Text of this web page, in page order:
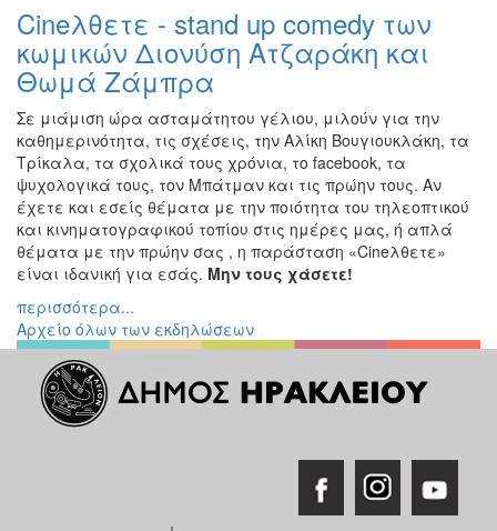
Παζάρι
Ειδών
Συνέδρια
Ημερίδες
-
Διημερίδες
Σεμινάρια-
Διαλέξεις-
Ομιλίες
Διάφορες
Εκθέσεις
Εκδηλώσεις
για
Παιδιά
Άλλες
Εκδηλώσεις
Cineλθετε - stand up comedy των
κωμικών Διονύση Ατζαράκη και
Θωμά Ζάμπρα
Σε μιάμιση ώρα ασταμάτητου γέλιου, μιλούν για την
καθημερινότητα, τις σχέσεις, την Αλίκη Βουγιουκλάκη, τα
Τρίκαλα, τα σχολικά τους χρόνια, το facebook, τα
ψυχολογικά τους, τον Μπάτμαν και τις πρώην τους. Αν
έχετε και εσείς θέματα με την ποιότητα του τηλεοπτικού
και κινηματογραφικού τοπίου στις ημέρες μας, ή απλά
θέματα με την πρώην σας , η παράσταση «Cineλθετε»
είναι ιδανική για εσάς. Μην τους χάσετε!
περισσότερα...
Αρχείο όλων των εκδηλώσεων